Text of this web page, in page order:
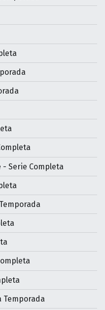
Serie Completa
Temporada